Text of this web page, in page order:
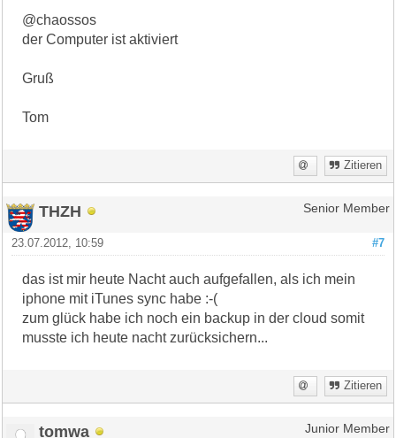
@chaossos
der Computer ist aktiviert
Gruß
Tom
Zitieren
THZH Senior Member
#7
23.07.2012, 10:59
das ist mir heute Nacht auch aufgefallen, als ich mein
iphone mit iTunes sync habe :-(
zum glück habe ich noch ein backup in der cloud somit
musste ich heute nacht zurücksichern...
Zitieren
tomwa Junior Member